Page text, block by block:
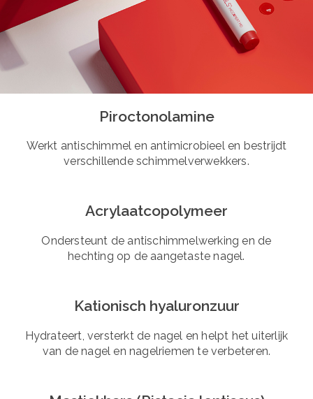
Piroctonolamine
Werkt antischimmel en antimicrobieel en bestrijdt
verschillende schimmelverwekkers.
Acrylaatcopolymeer
Ondersteunt de antischimmelwerking en de
hechting op de aangetaste nagel.
Kationisch hyaluronzuur
Hydrateert, versterkt de nagel en helpt het uiterlijk
van de nagel en nagelriemen te verbeteren.